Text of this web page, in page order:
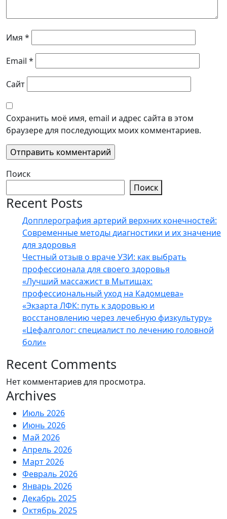
Имя *
Email *
Сайт
Сохранить моё имя, email и адрес сайта в этом
браузере для последующих моих комментариев.
Поиск
Поиск
Recent Posts
Допплерография артерий верхних конечностей:
Современные методы диагностики и их значение
для здоровья
Честный отзыв о враче УЗИ: как выбрать
профессионала для своего здоровья
«Лучший массажист в Мытищах:
профессиональный уход на Кадомцева»
«Экзарта ЛФК: путь к здоровью и
восстановлению через лечебную физкультуру»
«Цефалголог: специалист по лечению головной
боли»
Recent Comments
Нет комментариев для просмотра.
Archives
Июль 2026
Июнь 2026
Май 2026
Апрель 2026
Март 2026
Февраль 2026
Январь 2026
Декабрь 2025
Октябрь 2025